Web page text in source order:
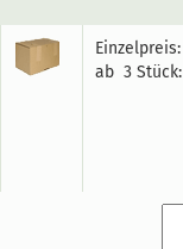
Einzelpreis:
ab 3 Stück: